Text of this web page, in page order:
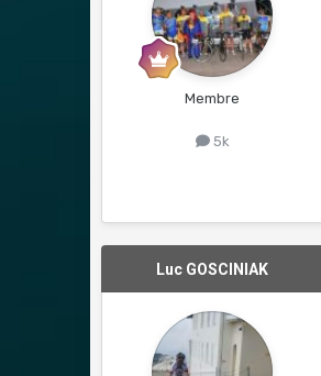
Membre
5k
Luc GOSCINIAK